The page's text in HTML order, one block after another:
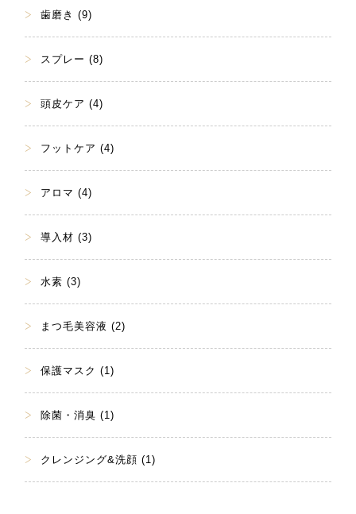
歯磨き (9)
スプレー (8)
頭皮ケア (4)
フットケア (4)
アロマ (4)
導入材 (3)
水素 (3)
まつ毛美容液 (2)
保護マスク (1)
除菌・消臭 (1)
クレンジング&洗顔 (1)